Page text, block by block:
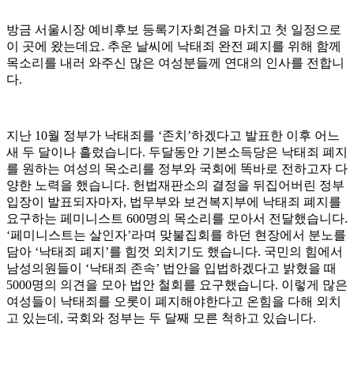
방금 서울시장 예비후보 등록기자회견을 마치고 첫 일정으로
이 곳에 왔는데요. 추운 날씨에 낙태죄 완전 폐지를 위해 함께
목소리를 내러 와주신 많은 여성분들께 연대의 인사를 전합니
다.
지난 10월 정부가 낙태죄를 ‘존치 ’하겠다고 발표한 이후 어느
새 두 달이나 흘렀습니다. 두달동안 기본소득당은 낙태죄 폐지
를 원하는 여성의 목소리를 정부와 국회에 똑바로 전하고자 다
양한 노력을 했습니다. 헌법재판소의 결정을 뒤집어버린 정부
입장이 발표되자마자, 법무부와 보건복지부에 낙태죄 폐지를
요구하는 페미니스트 600명의 목소리를 모아서 전달했습니다.
‘페미니스트는 살인자’라며 맞불집회를 하던 현장에서 분노를
담아 ‘낙태죄 폐지 ’를 힘껏 외치기도 했습니다. 국민의 힘에서
남성의원들이 ‘낙태죄 존속’ 법안을 입법하겠다고 밝혔을 때
5000명의 의견을 모아 법안 철회를 요구했습니다. 이렇게 많은
여성들이 낙태죄를 오롯이 폐지해야한다고 온힘을 다해 외치
고 있는데 , 국회와 정부는 두 달째 모른 척하고 있습니다.